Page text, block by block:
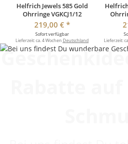
Helfrich Jewels 585 Gold
Ohrringe VGKCJ1/12
219,00 € *
Sofort verfügbar
Lieferzeit:ca. 4 Wochen Deutschland
Lieferzeit: